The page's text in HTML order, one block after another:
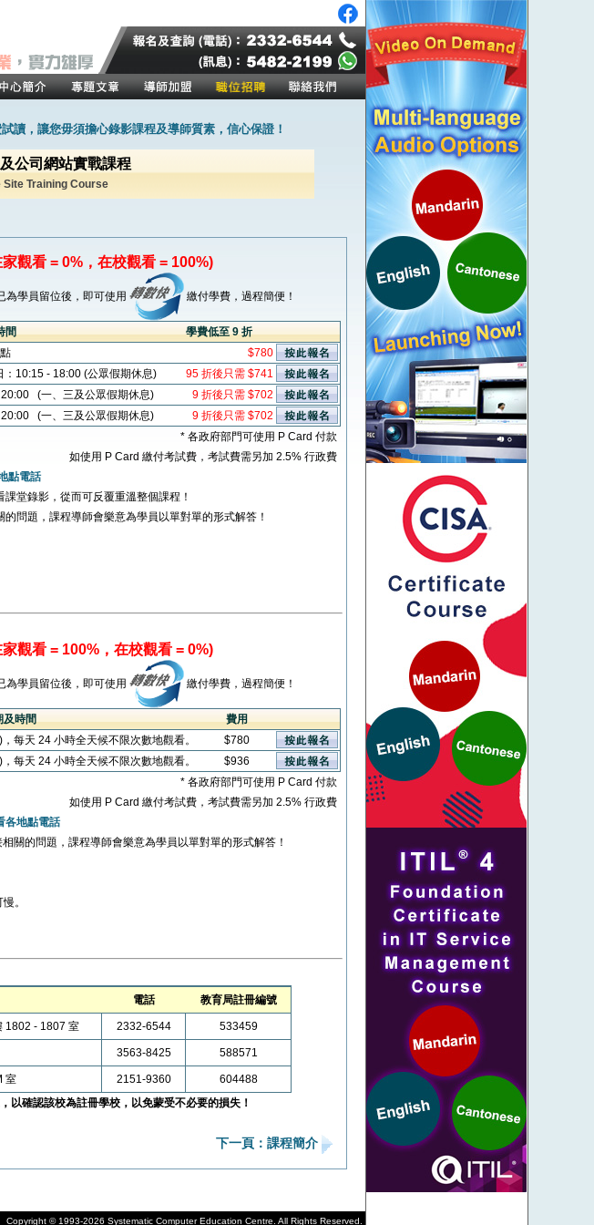
讀，讓您毋須擔心錄影課程及導師質素，信心保證！
公司網站實戰課程
Site Training Course
觀看 = 0%，在校觀看 = 100%)
為學員留位後，即可使用 繳付學費，過程簡便！
間
學費低至 9 折
$780
10:15 - 18:00 (公眾假期休息)
95 折後只需 $741
(一、三及公眾假期休息)
9 折後只需 $702
(一、三及公眾假期休息)
9 折後只需 $702
* 各政府部門可使用 P Card 付款
如使用 P Card 繳付考試費，考試費需另加 2.5% 行政費
點電話
堂錄影，從而可反覆重溫整個課程！
問題，課程導師會樂意為學員以單對單的形式解答！
觀看 = 100%，在校觀看 = 0%)
為學員留位後，即可使用 繳付學費，過程簡便！
及時間
費用
每天 24 小時全天候不限次數地觀看。
$780
每天 24 小時全天候不限次數地觀看。
$936
* 各政府部門可使用 P Card 付款
如使用 P Card 繳付考試費，考試費需另加 2.5% 行政費
各地點電話
關的問題，課程導師會樂意為學員以單對單的形式解答！
。
電話 教育局註冊編號
1802 - 1807 室 2332-6544 533459
3563-8425 588571
室 2151-9360
604488
以確認該校為註冊學校，以免蒙受不必要的損失！
下一頁：課程簡介
Copyright © 1993-2026 Systematic Computer Education Centre. All Rights Reserved.